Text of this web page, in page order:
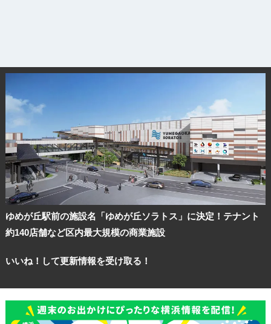
ゆめが丘駅前の施設名「ゆめが丘ソラトス」に決定！テナント
約140店舗など区内最大規模の商業施設
いいね！して更新情報を受け取る！